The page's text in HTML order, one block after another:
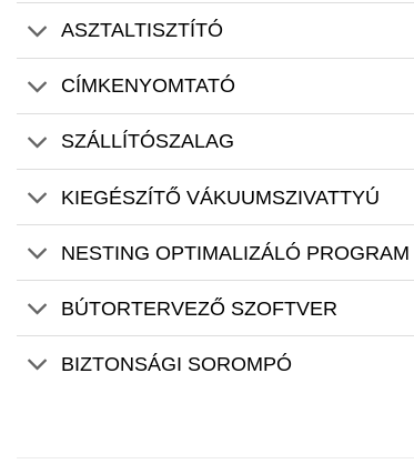
ASZTALTISZTÍTÓ
CÍMKENYOMTATÓ
SZÁLLÍTÓSZALAG
KIEGÉSZÍTŐ VÁKUUMSZIVATTYÚ
NESTING OPTIMALIZÁLÓ PROGRAM
BÚTORTERVEZŐ SZOFTVER
BIZTONSÁGI SOROMPÓ